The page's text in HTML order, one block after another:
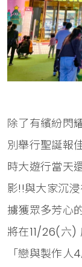
除了有繽紛閃
別舉行聖誕報
時大遊行當天
影!!與大家沉
擄獲眾多芳心
將在11/26(六)
「戀與製作